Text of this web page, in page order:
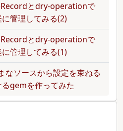
とdry-operationで
管理してみる(2)
とdry-operationで
管理してみる(1)
なソースから設定を束ねる
gemを作ってみた